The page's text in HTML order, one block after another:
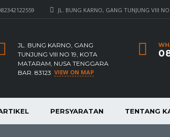
JL. BUNG KARNO, GANG TUNJUNG VIII
JL. BUNG KARNO, GANG
TUNJUNG VIII NO 19, KOTA
MATARAM, NUSA TENGGARA
BAR. 83123 VIEW ON MAP
PERSYARATAN TENTANG